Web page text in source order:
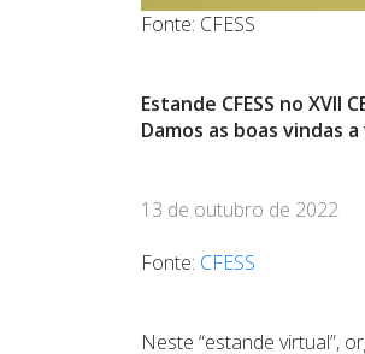
Fonte: CFESS
Estande CFESS no XVII
Damos as boas vindas
13 de outubro de 2022
Fonte: CFESS
Neste “estande virtual”,